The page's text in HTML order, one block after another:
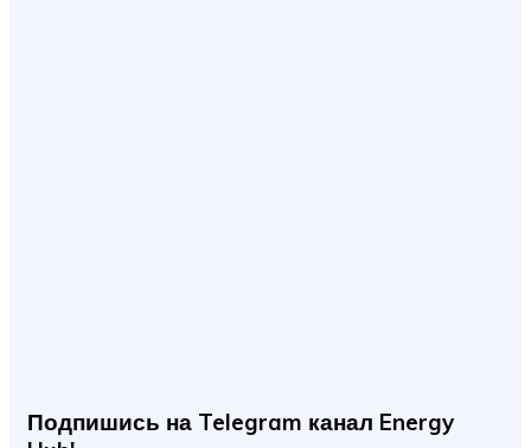
Подпишись на Telegram канал Energy